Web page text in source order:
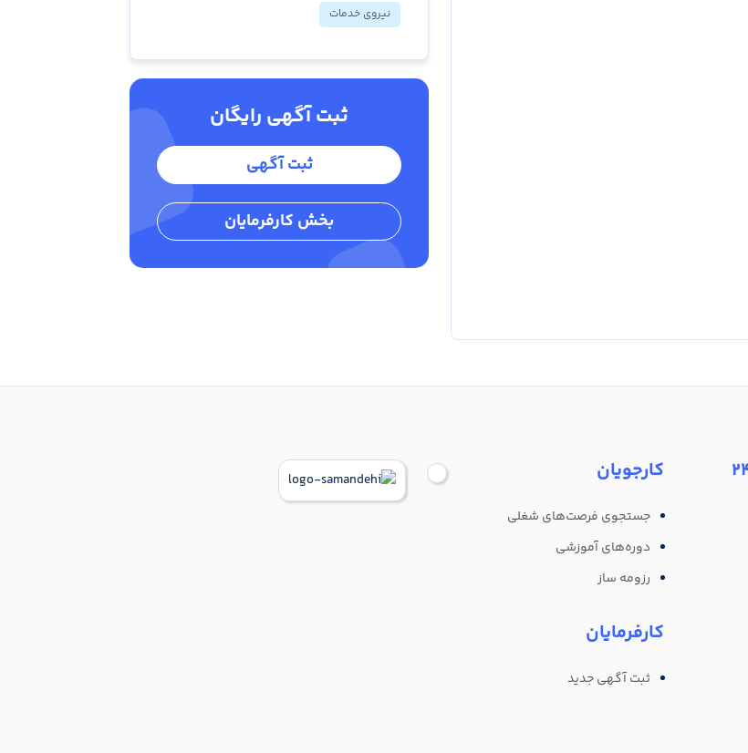
نیروی خدمات
ثبت آگهی رایگان
ثبت آگهی
بخش کارفرمایان
کارجویان
جستجوی فرصت‌های شغلی
دوره‌های آموزشی
رزومه ساز
کارفرمایان
ثبت آگهی جدید